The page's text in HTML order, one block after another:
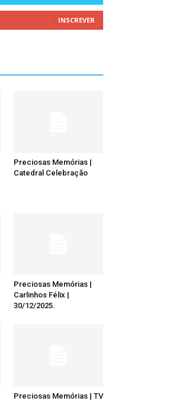
INSCREVER
Preciosas Memórias |
Catedral Celebração
Preciosas Memórias |
Carlinhos Félix |
30/12/2025.
Preciosas Memórias | TV